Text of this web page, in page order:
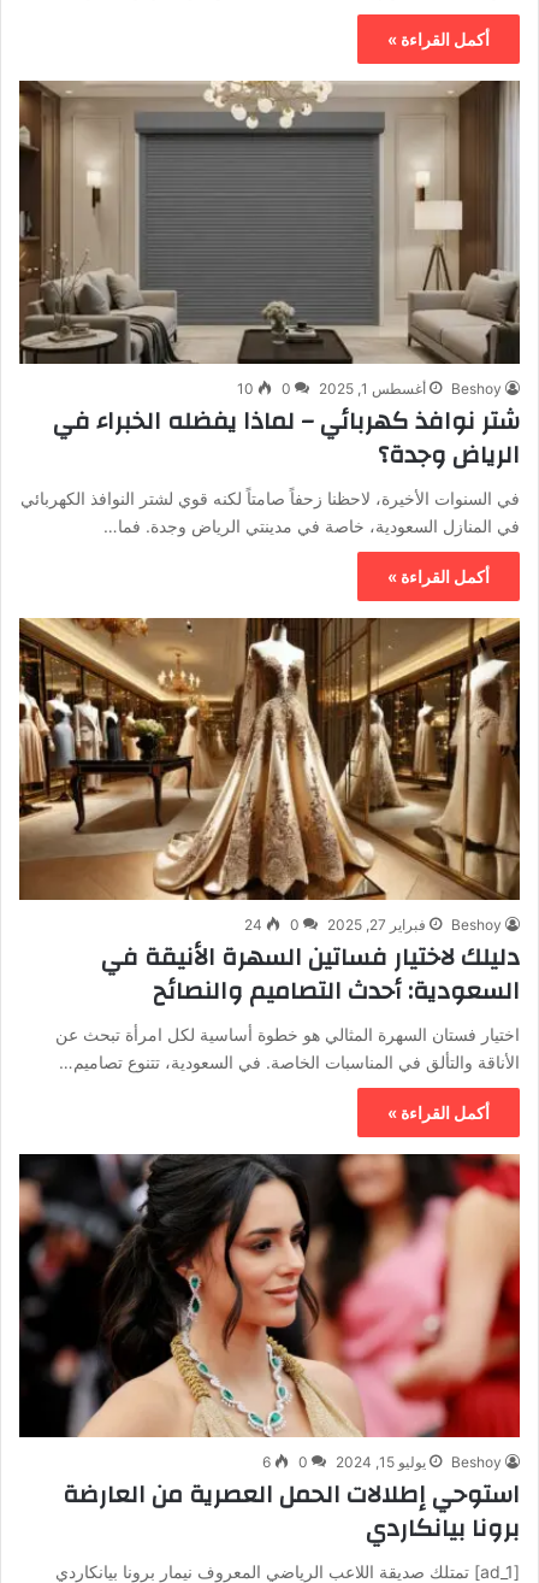
أكمل القراءة »
Beshoy أغسطس 1, 2025 0
10
شتر نوافذ كهربائي – لماذا يفضله الخبراء في
الرياض وجدة؟
في السنوات الأخيرة، لاحظنا زحفاً صامتاً لكنه قوي لشتر النوافذ الكهربائي
في المنازل السعودية، خاصة في مدينتي الرياض وجدة. فما…
أكمل القراءة »
Beshoy فبراير 27, 2025 0
24
دليلك لاختيار فساتين السهرة الأنيقة في
السعودية: أحدث التصاميم والنصائح
اختيار فستان السهرة المثالي هو خطوة أساسية لكل امرأة تبحث عن
الأناقة والتألق في المناسبات الخاصة. في السعودية، تتنوع تصاميم…
أكمل القراءة »
Beshoy يوليو 15, 2024 0
6
استوحي إطلالات الحمل العصرية من العارضة
برونا بيانكاردي
[ad_1] تمتلك صديقة اللاعب الرياضي المعروف نيمار برونا بيانكاردي